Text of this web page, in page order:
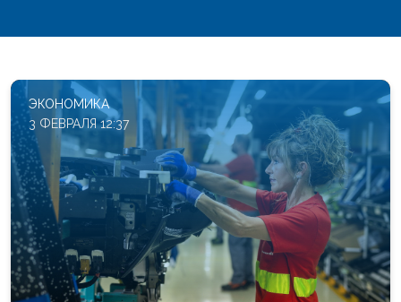
ЭКОНОМИКА
3 ФЕВРАЛЯ 12:37